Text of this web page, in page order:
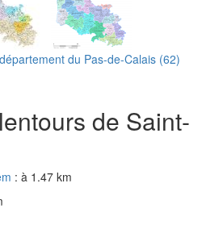
du Pas-de-Calais (62)
de Saint-
: à 1.47 km